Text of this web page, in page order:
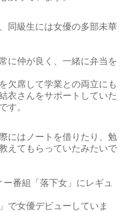
同級生には女優の多部未華
に仲が良く、一緒に弁当を
欠席して学業との両立にも
衣さんをサポートしていた
す。
にはノートを借りたり、勉
えてもらっていたみたいで
番組「落下女」にレギュ
で女優デビューしていま